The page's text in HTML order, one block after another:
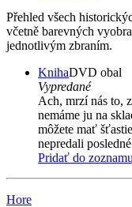
Přehled všech
včetně barevných
jednotlivým zbraním.
KnihaDVD obal
Vypredané
Ach, mrzí nás to,
nemáme ju na
môžete mať
nepredali
Pridať do zoznamu
Hore